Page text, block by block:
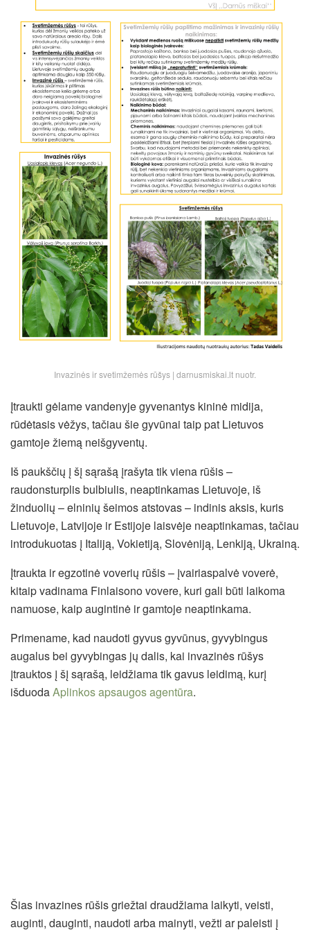
Invazinės ir svetimžemės rūšys | darnusmiskai.lt nuotr.
Įtraukti gėlame vandenyje gyvenantys kininė midija,
rūdėtasis vėžys, tačiau šie gyvūnai taip pat Lietuvos
gamtoje žiemą neišgyventų.
Iš paukščių į šį sąrašą įrašyta tik viena rūšis –
raudonsturplis bulbiulis, neaptinkamas Lietuvoje, iš
žinduolių – elninių šeimos atstovas – indinis aksis, kuris
Lietuvoje, Latvijoje ir Estijoje laisvėje neaptinkamas, tačiau
introdukuotas į Italiją, Vokietiją, Slovėniją, Lenkiją, Ukrainą.
Įtraukta ir egzotinė voverių rūšis – įvairiaspalvė voverė,
kitaip vadinama Finlaisono vovere, kuri gali būti laikoma
namuose, kaip augintinė ir gamtoje neaptinkama.
Primename, kad naudoti gyvus gyvūnus, gyvybingus
augalus bei gyvybingas jų dalis, kai invazinės rūšys
įtrauktos į šį sąrašą, leidžiama tik gavus leidimą, kurį
išduodaAplinkos apsaugos agentūra.
Šias invazines rūšis griežtai draudžiama laikyti, veisti,
auginti, dauginti, naudoti arba mainyti, vežti ar paleisti į